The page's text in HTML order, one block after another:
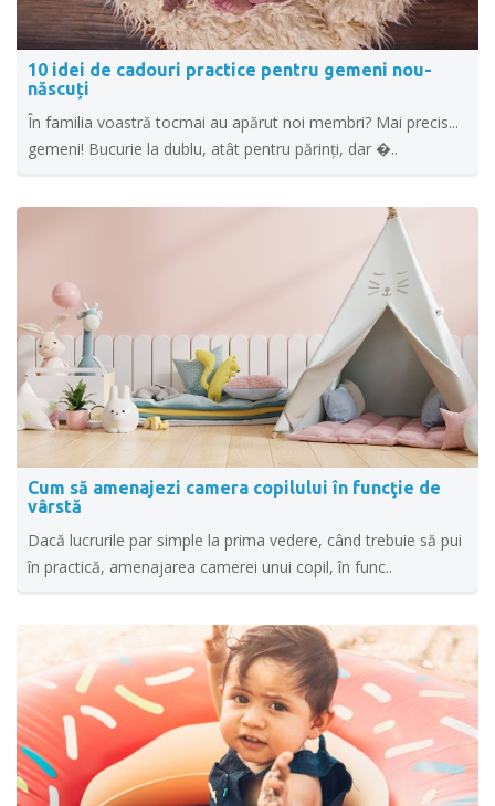
10 idei de cadouri practice pentru gemeni nou-
născuți
În familia voastră tocmai au apărut noi membri? Mai precis...
gemeni! Bucurie la dublu, atât pentru părinți, dar �..
Cum să amenajezi camera copilului în funcţie de
vârstă
Dacă lucrurile par simple la prima vedere, când trebuie să pui
în practică, amenajarea camerei unui copil, în func..